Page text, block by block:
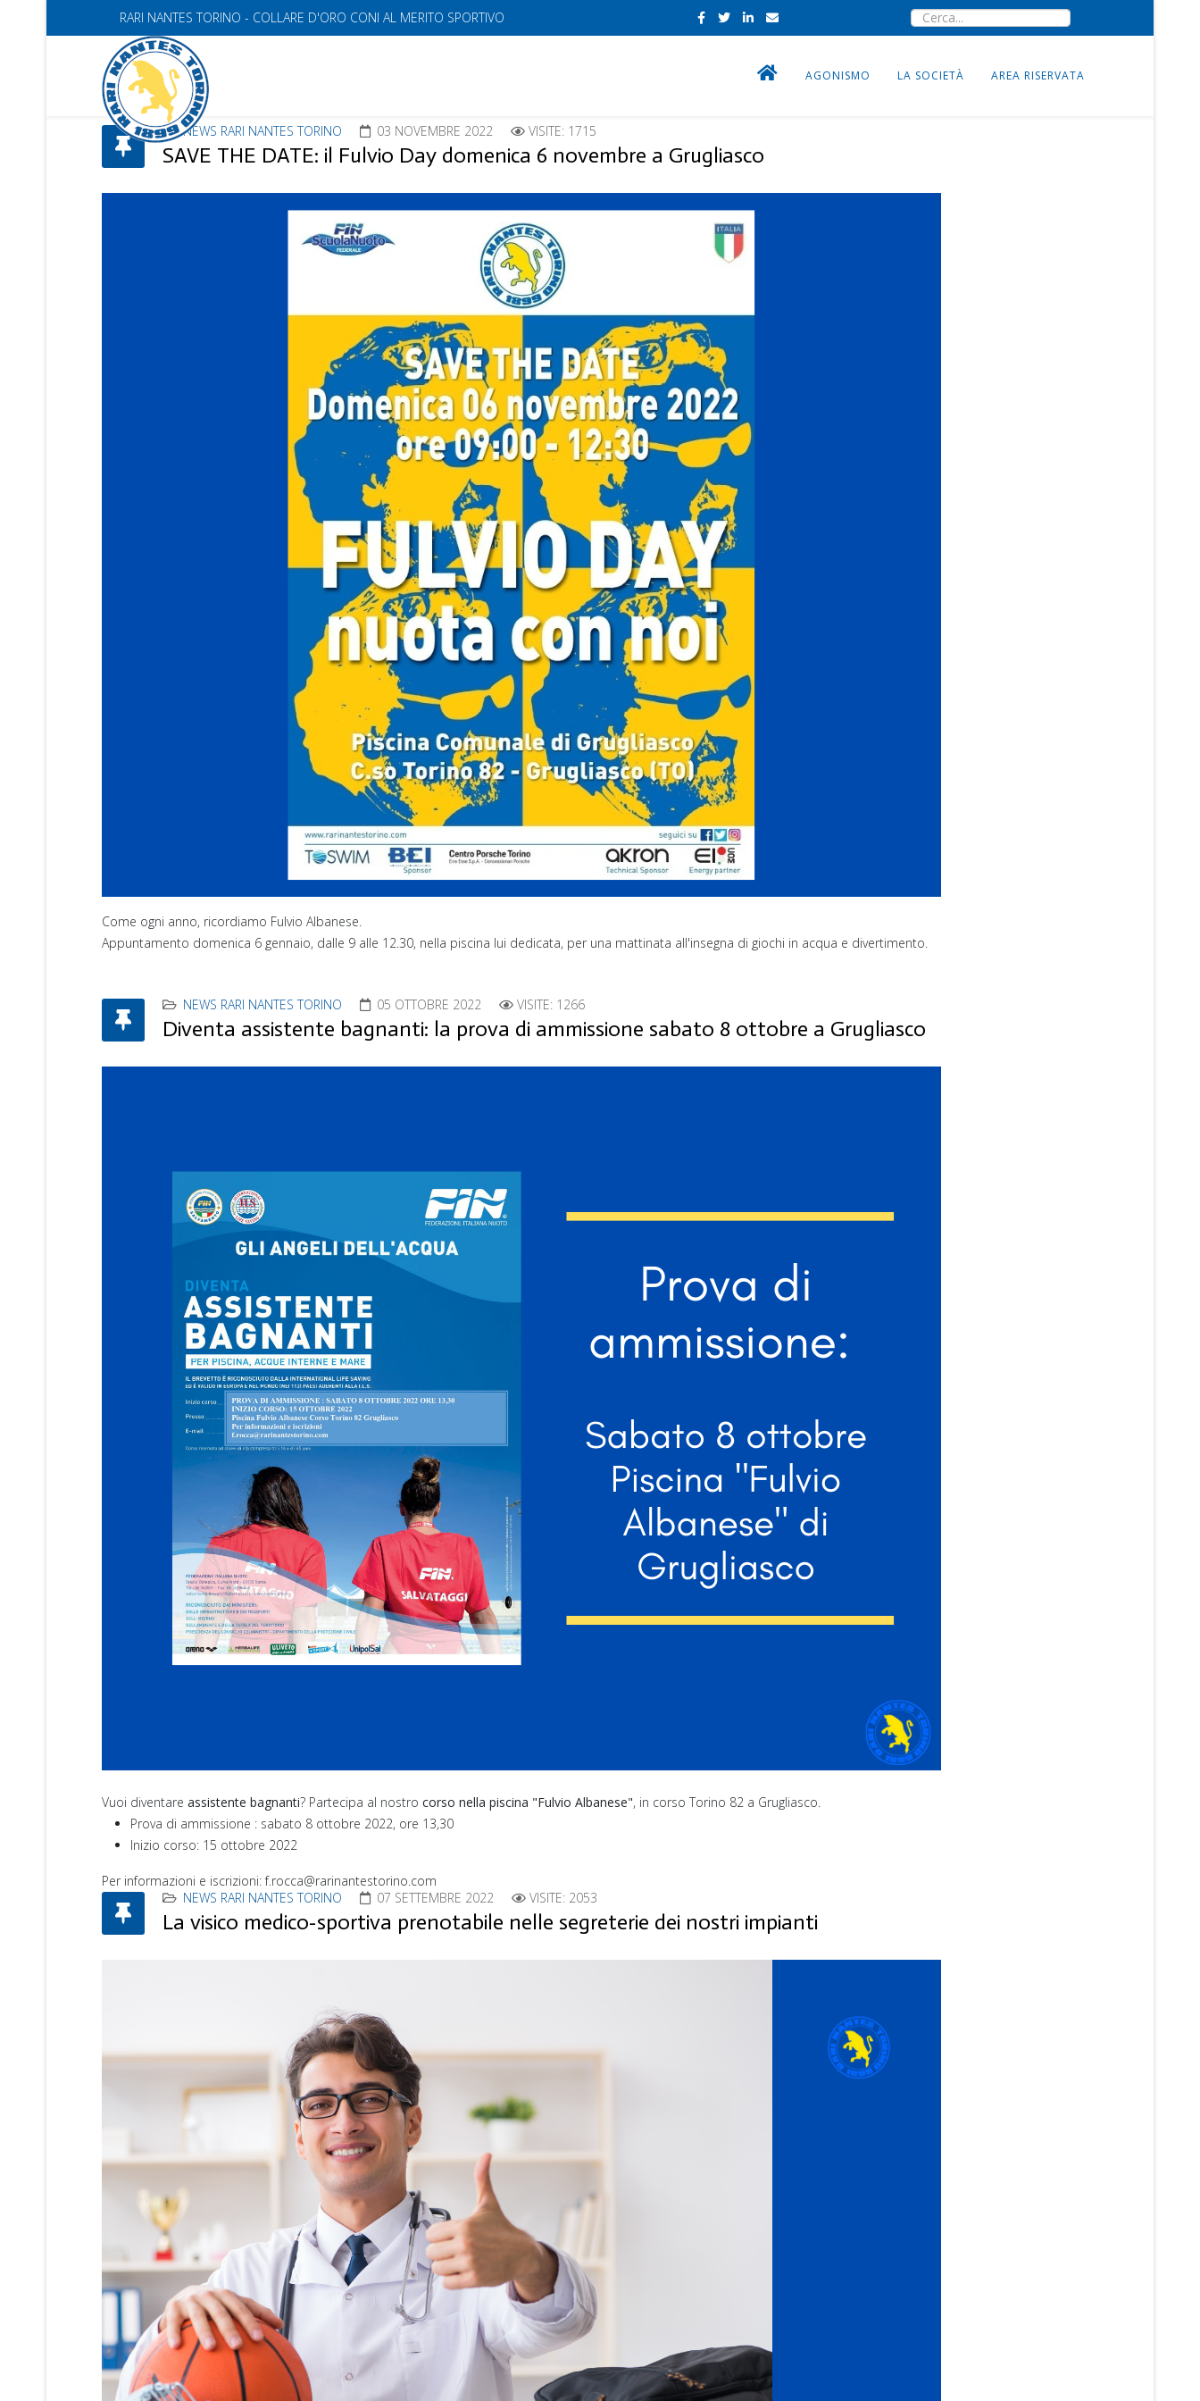
RARI NANTES TORINO - COLLARE D'ORO CONI AL MERITO SPORTIVO
AGONISMO LA SOCIETÀ AREA RISERVATA
NEWS RARI NANTES TORINO 03 NOVEMBRE 2022 VISITE: 1715
SAVE THE DATE: il Fulvio Day domenica 6 novembre a Grugliasco
Come ogni anno, ricordiamo Fulvio Albanese.
Appuntamento domenica 6 gennaio, dalle 9 alle 12.30, nella piscina lui dedicata, per una mattinata all'insegna di giochi in acqua e divertimento.
NEWS RARI NANTES TORINO 05 OTTOBRE 2022 VISITE: 1266
Diventa assistente bagnanti: la prova di ammissione sabato 8 ottobre a Grugliasco
Vuoi diventare assistente bagnanti? Partecipa al nostro corso nella piscina "Fulvio Albanese", in corso Torino 82 a Grugliasco.
Prova di ammissione : sabato 8 ottobre 2022, ore 13,30
Inizio corso: 15 ottobre 2022
Per informazioni e iscrizioni: f.rocca@rarinantestorino.com
NEWS RARI NANTES TORINO
07 SETTEMBRE 2022 VISITE: 2053
La visico medico-sportiva prenotabile nelle segreterie dei nostri impianti